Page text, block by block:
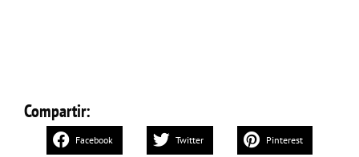
Compartir:
Facebook Twitter Pinterest